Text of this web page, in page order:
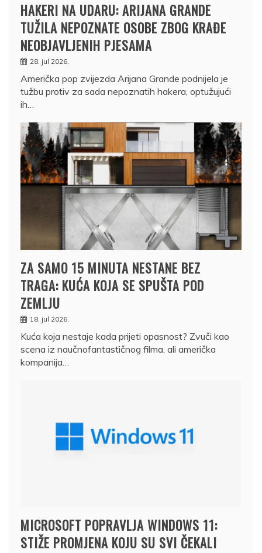
HAKERI NA UDARU: ARIJANA GRANDE
TUŽILA NEPOZNATE OSOBE ZBOG KRAĐE
NEOBJAVLJENIH PJESAMA
28. jul 2026.
Američka pop zvijezda Arijana Grande podnijela je
tužbu protiv za sada nepoznatih hakera, optužujući
ih…
ZA SAMO 15 MINUTA NESTANE BEZ
TRAGA: KUĆA KOJA SE SPUŠTA POD
ZEMLJU
18. jul 2026.
Kuća koja nestaje kada prijeti opasnost? Zvuči kao
scena iz naučnofantastičnog filma, ali američka
kompanija…
MICROSOFT POPRAVLJA WINDOWS 11:
STIŽE PROMJENA KOJU SU SVI ČEKALI